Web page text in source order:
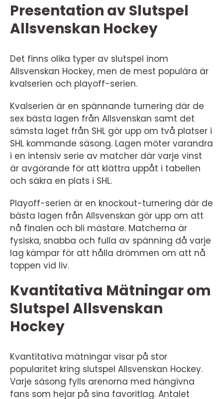
Presentation av Slutspel
Allsvenskan Hockey
Det finns olika typer av slutspel inom
Allsvenskan Hockey, men de mest populära är
kvalserien och playoff-serien.
Kvalserien är en spännande turnering där de
sex bästa lagen från Allsvenskan samt det
sämsta laget från SHL gör upp om två platser i
SHL kommande säsong. Lagen möter varandra
i en intensiv serie av matcher där varje vinst
är avgörande för att klättra uppåt i tabellen
och säkra en plats i SHL.
Playoff-serien är en knockout-turnering där de
bästa lagen från Allsvenskan gör upp om att
nå finalen och bli mästare. Matcherna är
fysiska, snabba och fulla av spänning då varje
lag kämpar för att hålla drömmen om att nå
toppen vid liv.
Kvantitativa Mätningar om
Slutspel Allsvenskan
Hockey
Kvantitativa mätningar visar på stor
popularitet kring slutspel Allsvenskan Hockey.
Varje säsong fylls arenorna med hängivna
fans som hejar på sina favoritlag. Antalet